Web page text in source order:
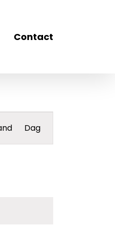
Contact
Dag